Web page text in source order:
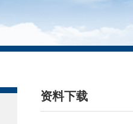
资料下载
/ DATA DOWNLOAD